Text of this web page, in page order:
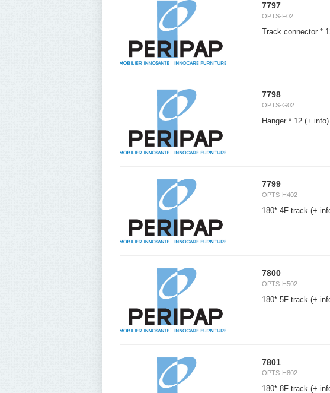
7797
OPTS-F02
Track connector *
7798
OPTS-G02
Hanger * 12 (+ info)
7799
OPTS-H402
180* 4F track (+
7800
OPTS-H502
180* 5F track (+
7801
OPTS-H802
180* 8F track (+